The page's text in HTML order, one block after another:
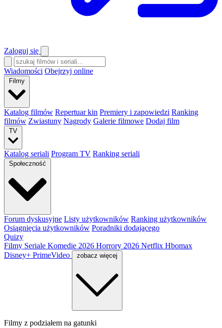
Zaloguj się
Wiadomości Obejrzyj online
Filmy
Katalog filmów Repertuar kin Premiery i zapowiedzi Ranking
filmów Zwiastuny Nagrody Galerie filmowe Dodaj film
TV
Katalog seriali Program TV Ranking seriali
Społeczność
Forum dyskusyjne Listy użytkowników Ranking użytkowników
Osiągnięcia użytkowników Poradniki dodającego
Quizy
Filmy Seriale Komedie 2026 Horrory 2026 Netflix Hbomax
Disney+ PrimeVideo zobacz więcej
Filmy z podziałem na gatunki